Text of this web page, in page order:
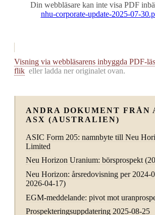
Din webbläsare kan inte visa PDF
nhu-corporate-update-2025-07-
Visning via webbläsarens inbyggda PDF-
flik eller ladda ner originalet ovan.
ANDRA DOKUMENT FRÅN
ASX (AUSTRALIEN)
ASIC Form 205: namnbyte till Neu
Limited
Neu Horizon Uranium: börsprospekt
Neu Horizon: årsredovisning per 2024-
2026-04-17)
EGM-meddelande: pivot mot
Prospekteringsuppdatering 2025-08-25